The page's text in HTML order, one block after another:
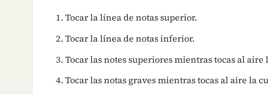
Tocar la línea de notas superior.
Tocar la línea de notas inferior.
Tocar las notes superiores mientras tocas al
Tocar las notas graves mientras tocas al aire la